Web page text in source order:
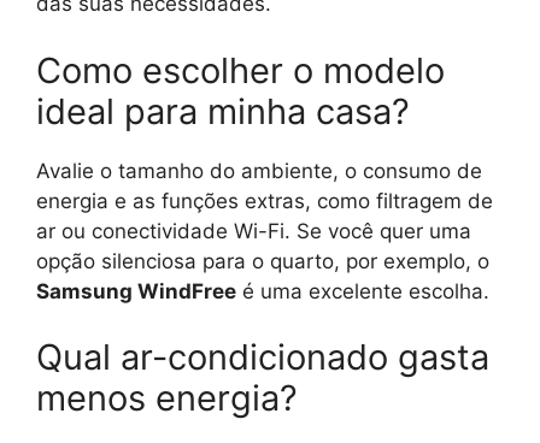
Como escolher o modelo
ideal para minha casa?
Avalie o tamanho do ambiente, o consumo de
energia e as funções extras, como filtragem de
ar ou conectividade Wi-Fi. Se você quer uma
opção silenciosa para o quarto, por exemplo, o
Samsung WindFree é uma excelente escolha.
Qual ar-condicionado gasta
menos energia?